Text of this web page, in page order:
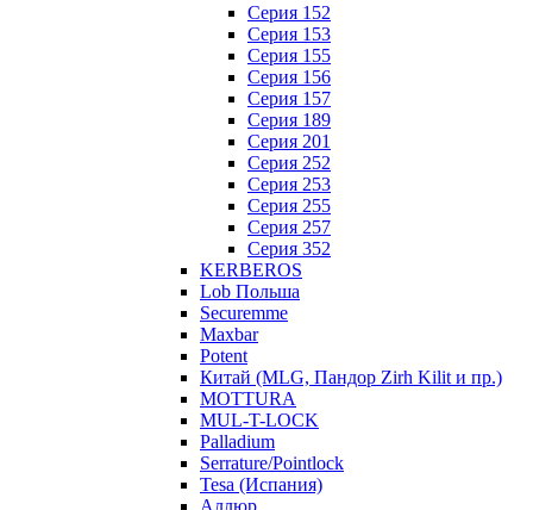
Серия 152
Серия 153
Серия 155
Серия 156
Серия 157
Серия 189
Серия 201
Серия 252
Серия 253
Серия 255
Серия 257
Серия 352
KERBEROS
Lob Польша
Securemme
Maxbar
Potent
Китай (MLG, Пандор Zirh Kilit и пр.)
MOTTURA
MUL-T-LOCK
Palladium
Serrature/Pointlock
Tesa (Испания)
Аллюр